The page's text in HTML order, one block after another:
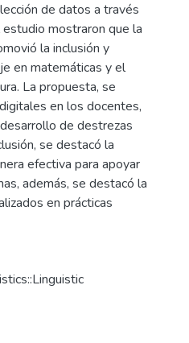
de datos a través
mostraron que la
la inclusión y
en matemáticas y el
La propuesta, se
en los docentes,
de destrezas
se destacó la
efectiva para apoyar
además, se destacó la
en prácticas